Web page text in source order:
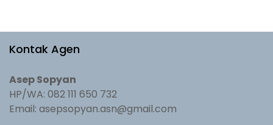
Kontak Agen
Asep Sopyan
HP/WA: 082 111 650 732
Email: asepsopyan.asn@gmail.com